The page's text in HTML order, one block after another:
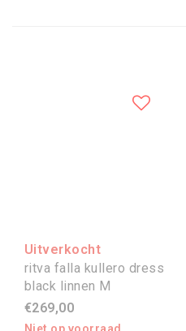
Uitverkocht
ritva falla kullero dress
black linnen M
€269,00
Niet op voorraad